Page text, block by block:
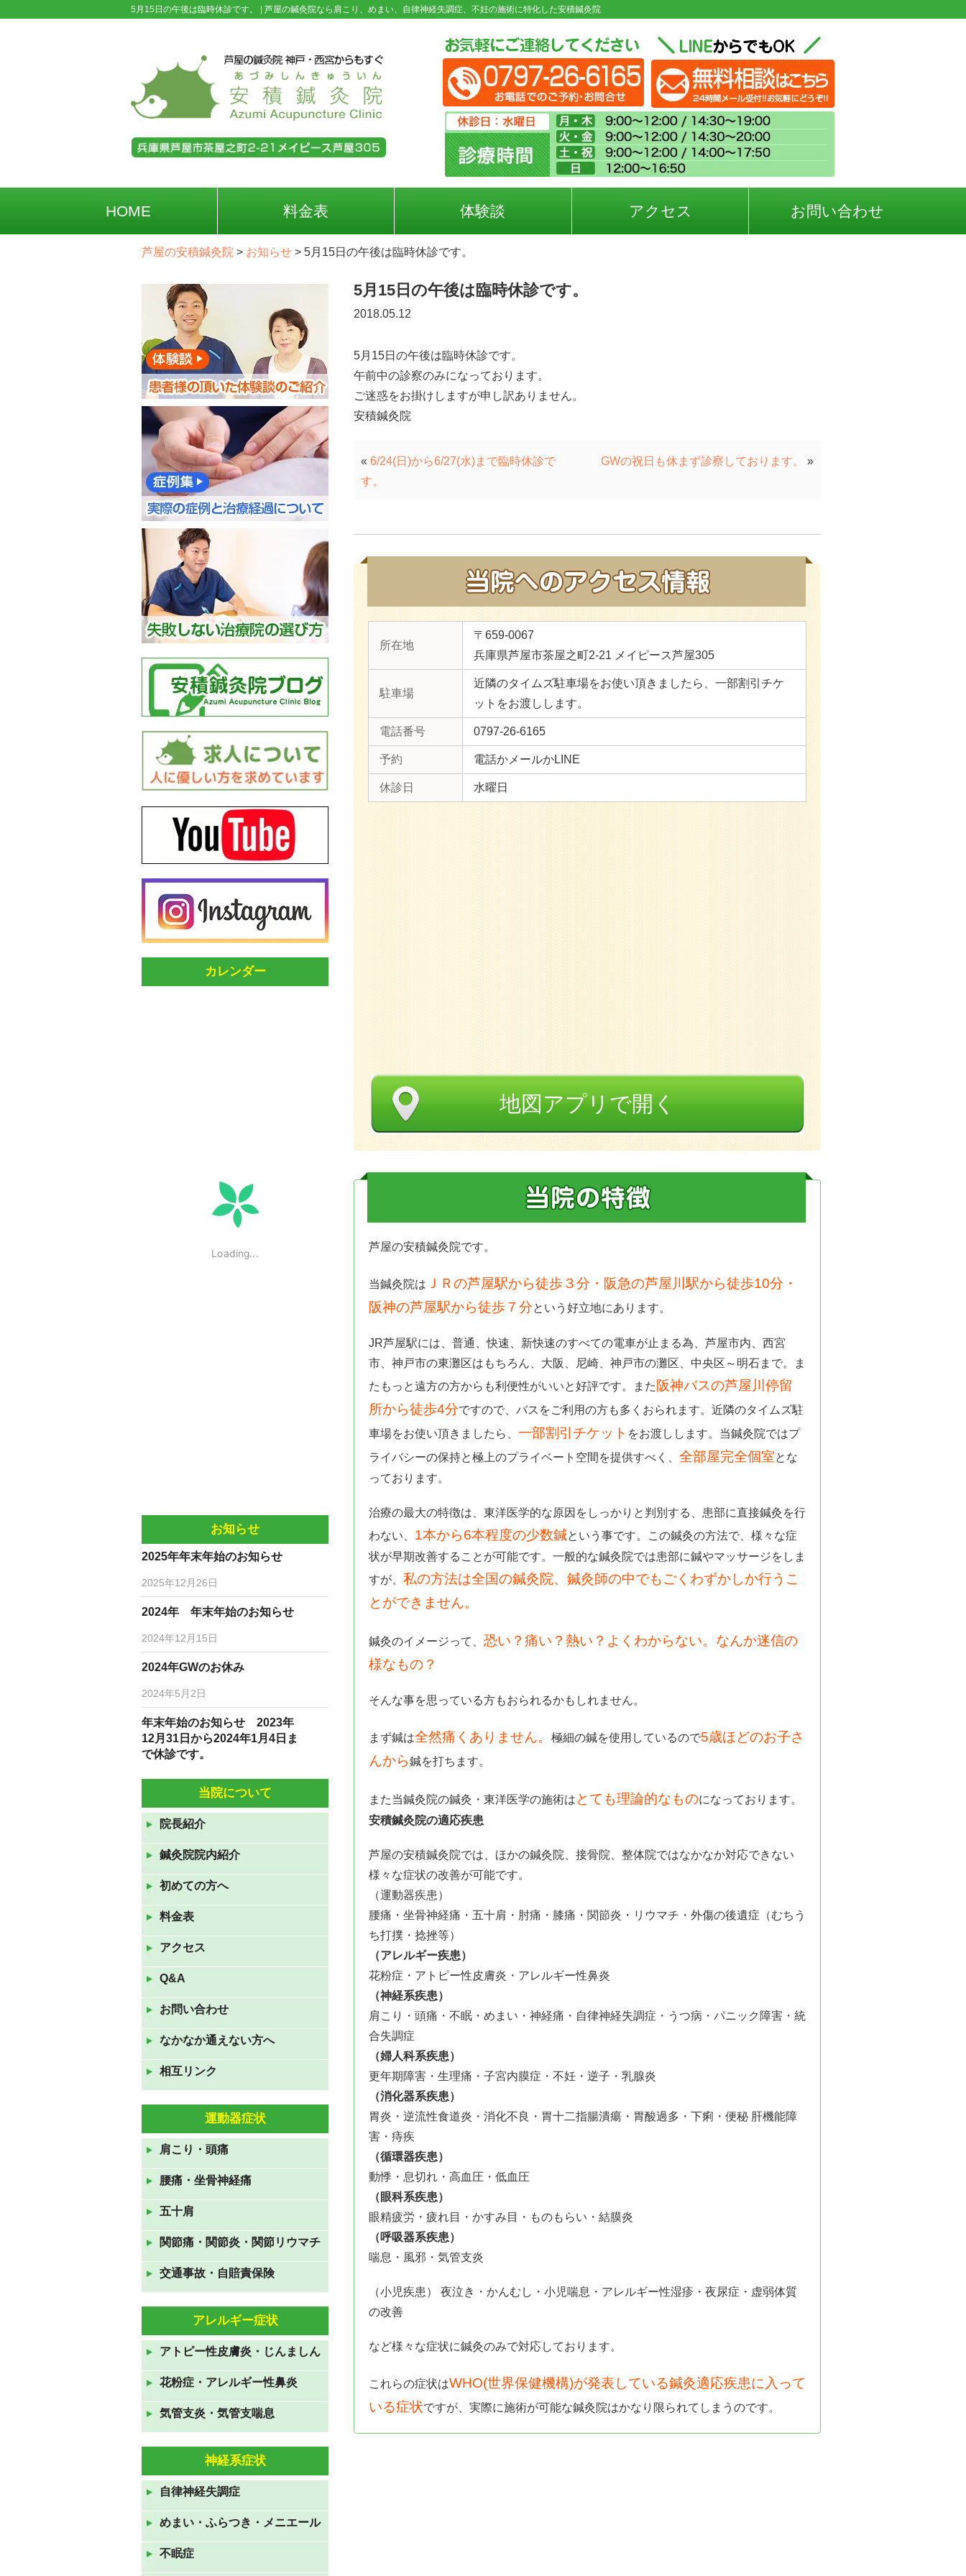
5月15日の午後は臨時休診です。 | 芦屋の鍼灸院なら肩こり、めまい、自律神経失調症、不妊の施術に特化した安積鍼灸院
HOME 料金表 体験談 アクセス お問い合わせ
芦屋の安積鍼灸院 > お知らせ > 5月15日の午後は臨時休診です。
5月15日の午後は臨時休診です。
2018.05.12
5月15日の午後は臨時休診です。
午前中の診察のみになっております。
ご迷惑をお掛けしますが申し訳ありません。
安積鍼灸院
GWの祝日も休まず診察しております。 »
« 6/24(日)から6/27(水)まで臨時休診で
す。
所在地
〒659-0067
兵庫県芦屋市茶屋之町2-21 メイピース芦屋305
駐車場
近隣のタイムズ駐車場をお使い頂きましたら、一部割引チケ
ットをお渡しします。
電話番号 0797-26-6165
予約 電話かメールかLINE
休診日 水曜日
地図アプリで開く
芦屋の安積鍼灸院です。
当鍼灸院は ＪＲの芦屋駅から徒歩３分・阪急の芦屋川駅から徒歩10分・
阪神の芦屋駅から徒歩７分という好立地にあります。
JR芦屋駅には、普通、快速、新快速のすべての電車が止まる為、芦屋市内、西宮
市、神戸市の東灘区はもちろん、大阪、尼崎、神戸市の灘区、中央区～明石まで。ま
たもっと遠方の方からも利便性がいいと好評です。また阪神バスの芦屋川停留
所から徒歩4分ですので、バスをご利用の方も多くおられます。近隣のタイムズ駐
車場をお使い頂きましたら、 一部割引チケット をお渡しします。当鍼灸院ではプ
ライバシーの保持と極上のプライベート空間を提供すべく、 全部屋完全個室とな
っております。
治療の最大の特徴は、東洋医学的な原因をしっかりと判別する、患部に直接鍼灸を行
わない、 1本から6本程度の少数鍼という事です。この鍼灸の方法で、様々な症
状が早期改善することが可能です。一般的な鍼灸院では患部に鍼やマッサージをしま
すが、 私の方法は全国の鍼灸院、鍼灸師の中でもごくわずかしか行うこ
とができません。
鍼灸のイメージって、 恐い？痛い？熱い？よくわからない。なんか迷信の
様なもの？
そんな事を思っている方もおられるかもしれません。
まず鍼は全然痛くありません。 極細の鍼を使用しているので5歳ほどのお子さ
んから鍼を打ちます。
また当鍼灸院の鍼灸・東洋医学の施術は とても理論的なものになっております。
安積鍼灸院の適応疾患
芦屋の安積鍼灸院では、ほかの鍼灸院、接骨院、整体院ではなかなか対応できない
様々な症状の改善が可能です。
（運動器疾患）
腰痛・坐骨神経痛・五十肩・肘痛・膝痛・関節炎・リウマチ・外傷の後遺症（むちう
ち打撲・捻挫等）
（アレルギー疾患）
花粉症・アトピー性皮膚炎・アレルギー性鼻炎
（神経系疾患）
肩こり・頭痛・不眠・めまい・神経痛・自律神経失調症・うつ病・パニック障害・統
合失調症
（婦人科系疾患）
更年期障害・生理痛・子宮内膜症・不妊・逆子・乳腺炎
（消化器系疾患）
胃炎・逆流性食道炎・消化不良・胃十二指腸潰瘍・胃酸過多・下痢・便秘 肝機能障
害・痔疾
（循環器疾患）
動悸・息切れ・高血圧・低血圧
（眼科系疾患）
眼精疲労・疲れ目・かすみ目・ものもらい・結膜炎
（呼吸器系疾患）
喘息・風邪・気管支炎
（小児疾患） 夜泣き・かんむし・小児喘息・アレルギー性湿疹・夜尿症・虚弱体質
の改善
など様々な症状に鍼灸のみで対応しております。
これらの症状はWHO(世界保健機構)が発表している鍼灸適応疾患に入って
いる症状ですが、実際に施術が可能な鍼灸院はかなり限られてしまうのです。
カレンダー
お知らせ
2025年年末年始のお知らせ
2025年12月26日
2024年 年末年始のお知らせ
2024年12月15日
2024年GWのお休み
2024年5月2日
年末年始のお知らせ 2023年
12月31日から2024年1月4日ま
で休診です。
10月5日(水)6日(木)は臨時休診
です。
す。
は夏休みです。
2022年8月9日
祝)の三連休も休まず診察して
おります。
2022年7月16日
GWも休まず診察しておりま
す。
11月23日(火祝)は通常通り、24
日(水)、25日(木)は臨時休診で
す。
2021年11月22日
８月１５日(日)～１７日(火)ま
でお盆休みです
GWも休まず営業しておりま
2021年4月24日
年末年始のお知らせ 2020年
12月31日から2021年1月3日ま
で休診です。
2020年8月10日
7月23日から26日の祝日も診察
2020年7月19日
ＧＷも休みなく診察していま
当院について
院長紹介
鍼灸院院内紹介
初めての方へ
料金表
アクセス
Q&A
お問い合わせ
なかなか通えない方へ
相互リンク
運動器症状
肩こり・頭痛
腰痛・坐骨神経痛
五十肩
関節痛・関節炎・関節リウマチ
交通事故・自賠責保険
アレルギー症状
アトピー性皮膚炎・じんましん
花粉症・アレルギー性鼻炎
気管支炎・気管支喘息
神経系症状
自律神経失調症
めまい・ふらつき・メニエール
不眠症